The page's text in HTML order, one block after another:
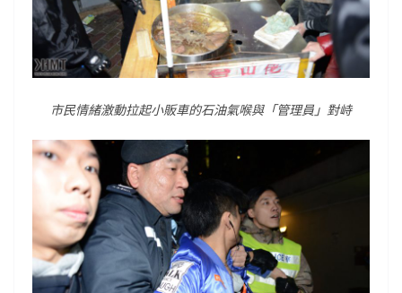
市民情緒激動拉起小販車的石油氣喉與「管理員」對峙